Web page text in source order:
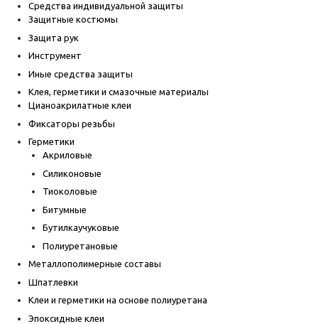
Средства индивидуальной защиты
Защитные костюмы
Защита рук
Инструмент
Иные средства защиты
Клея, герметики и смазочные материалы
Цианоакрилатные клеи
Фиксаторы резьбы
Герметики
Акриловые
Силиконовые
Тиоколовые
Битумные
Бутилкаучуковые
Полиуретановые
Металлополимерные составы
Шпатлевки
Клеи и герметики на основе полиуретана
Эпоксидные клеи